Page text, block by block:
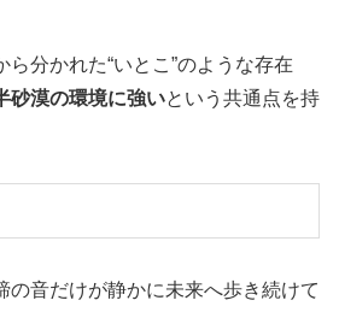
ら分かれた“いとこ”のような存在
砂漠の環境に強いという共通点を持
の音だけが静かに未来へ歩き続けて